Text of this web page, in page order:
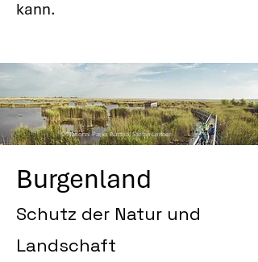
kann.
© National-Parks Austria. Stefan Leitner
Burgenland
Schutz der Natur und
Landschaft